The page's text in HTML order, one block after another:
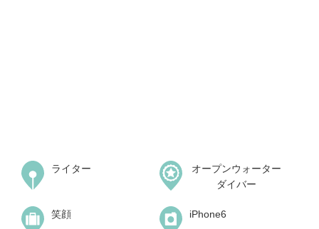
ライター
オープンウォーター
ダイバー
笑顔 iPhone6